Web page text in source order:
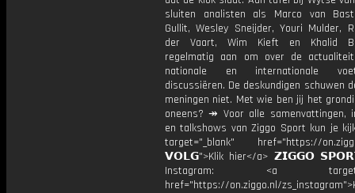
sluiten analisten als Marco van
Gullit, Wesley Sneijder, Youri Mulder,
der Vaart, Wim Kieft en Khalid
regelmatig aan om over de
nationale en internationale
discussiëren. De deskundigen schuwen
meningen niet. Met wie ben jij het
oneens? ↠ Voor alle samenvattingen,
en talkshows van Ziggo Sport kun je
target="_blank" href="https://
𝗩𝗢𝗟𝗚">Klik hier</a> 𝗭𝗜𝗚𝗚𝗢
Instagram: <a
href="https://on.ziggo.nl/